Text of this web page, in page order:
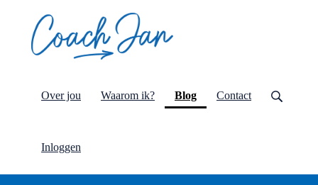
Over jou Waarom ik? Blog(current)
Contact
Inloggen